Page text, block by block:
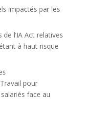
impactés par les
l’IA Act relatives
à haut risque
pour
face au